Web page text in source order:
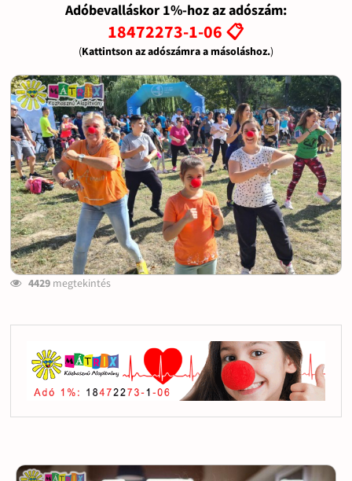
Adóbevalláskor 1%-hoz az adószám:
18472273-1-06 📋
(Kattintson az adószámra a másoláshoz.)
4429megtekintés